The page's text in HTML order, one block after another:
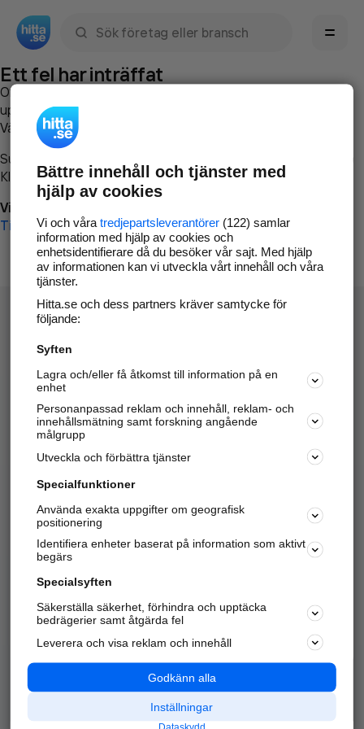
Ett fel har inträffat
Om du vill kan du
uppstod så att vi lättare och snabbare kan avhjälpa det.
Vänligen försök med följande:
Surfa till
Klicka påTillbaka-knappen i webbläsaren och försök igen
Vi beklagar besväret!
Till startsidan
Hitta.se - Gratis nummerupplysning.
Sök företag, personer och platser.
Hitta telefonnummer, adresser, företagsinfo mm.
Marknadsför företaget
Kom igång och annonsera mot
samarbetspartners nära dig.
Alla kategorier
Populära sökningar
API & Kartor
Annonsera
Integritet
Nödnummer
Bättre innehåll och tjänster med
hjälp av cookies
Vi och våra tredjepartsleverantörer(122) samlar
information med hjälp av cookies och
enhetsidentifierare då du besöker vår sajt. Med hjälp
av informationen kan vi utveckla vårt innehåll och våra
tjänster.
Hitta.se och dess partners kräver samtycke för
följande:
Syften
Lagra och/eller få åtkomst till information på en
enhet
Personanpassad reklam och innehåll, reklam- och
innehållsmätning samt forskning angående
målgrupp
Utveckla och förbättra tjänster
Specialfunktioner
Använda exakta uppgifter om geografisk
positionering
Identifiera enheter baserat på information som aktivt
begärs
Specialsyften
Säkerställa säkerhet, förhindra och upptäcka
bedrägerier samt åtgärda fel
Leverera och visa reklam och innehåll
Godkänn alla
Inställningar
Dataskydd